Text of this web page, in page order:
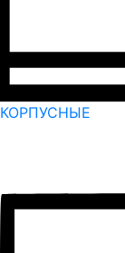
КОРПУСНЫЕ